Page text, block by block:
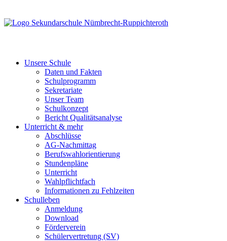
Unsere Schule
Daten und Fakten
Schulprogramm
Sekretariate
Unser Team
Schulkonzept
Bericht Qualitätsanalyse
Unterricht & mehr
Abschlüsse
AG-Nachmittag
Berufswahlorientierung
Stundenpläne
Unterricht
Wahlpflichtfach
Informationen zu Fehlzeiten
Schulleben
Anmeldung
Download
Förderverein
Schülervertretung (SV)